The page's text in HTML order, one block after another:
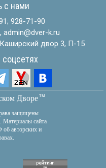
с нами
; 928-71-90
admin@dver-k.ru
двор 3, П-15
Дворетм
защищены
Материалы сайта
авторских и